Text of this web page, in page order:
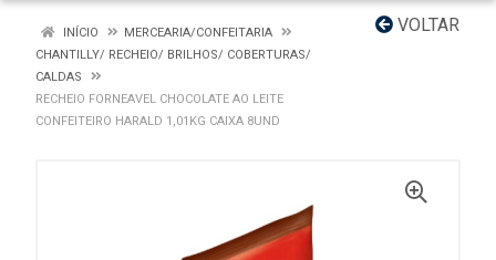
VOLTAR
INÍCIO
MERCEARIA/CONFEITARIA
CHANTILLY/ RECHEIO/ BRILHOS/ COBERTURAS/
CALDAS
RECHEIO FORNEAVEL CHOCOLATE AO LEITE
CONFEITEIRO HARALD 1,01KG CAIXA 8UND